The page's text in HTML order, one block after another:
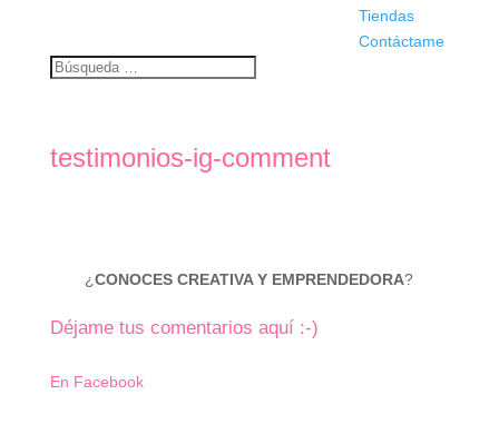
Tiendas
Contáctame
testimonios-ig-comment
¿CONOCES CREATIVA Y EMPRENDEDORA?
Déjame tus comentarios aquí :-)
En Facebook